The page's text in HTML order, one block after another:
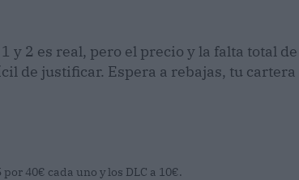
y 2 es real, pero el precio y la falta total de
de justificar. Espera a rebajas, tu cartera
40€ cada uno y los DLC a 10€.